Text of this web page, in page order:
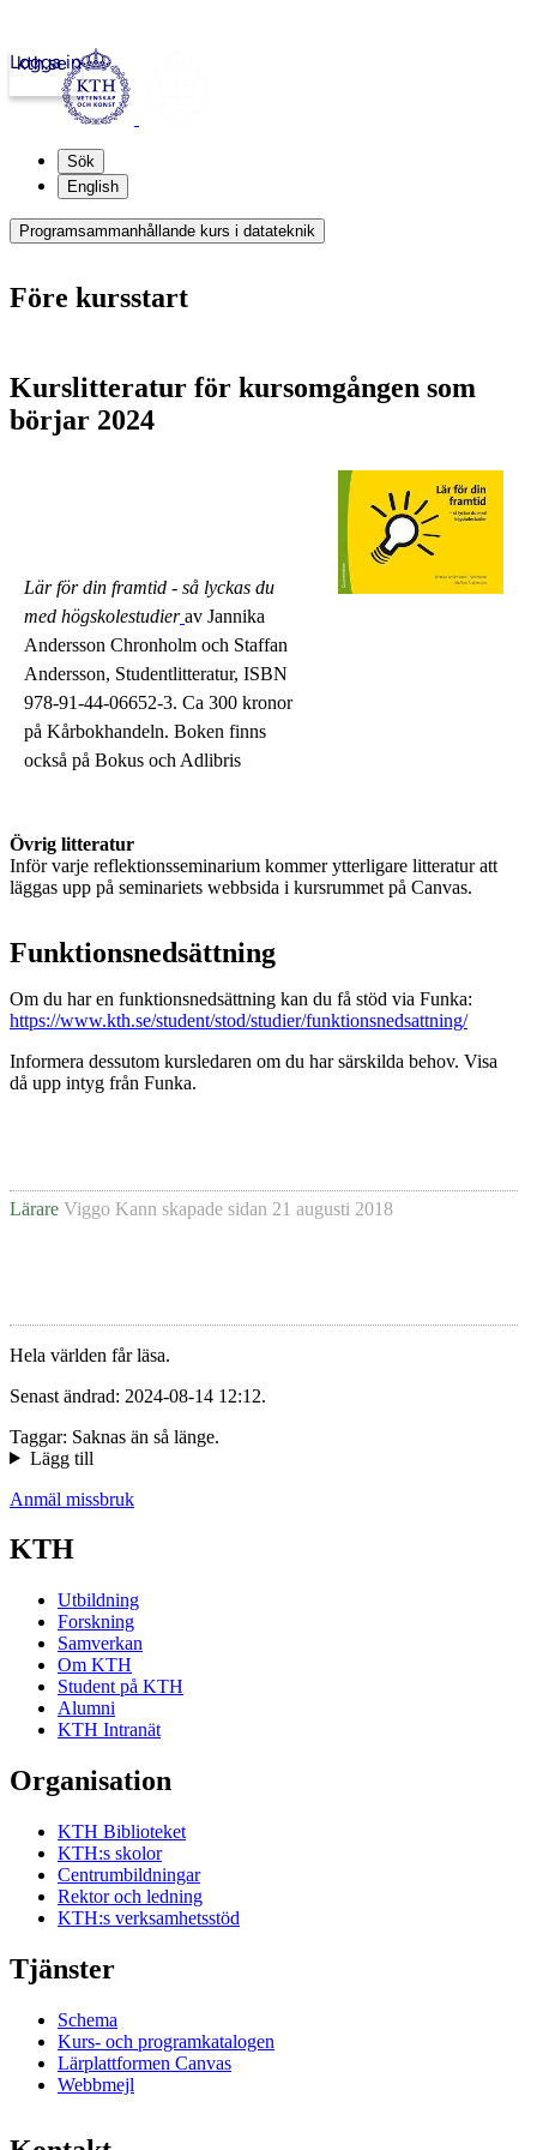
kth.se
Logga in
Sök
English
Programsammanhållande kurs i datateknik
Före kursstart
Kurslitteratur för kursomgången som
börjar 2024
Lär för din framtid - så lyckas du
med högskolestudier av Jannika
Andersson Chronholm och Staffan
Andersson, Studentlitteratur, ISBN
978-91-44-06652-3. Ca 300 kronor
på Kårbokhandeln. Boken finns
också på Bokus och Adlibris
Övrig litteratur
Inför varje reflektionsseminarium kommer ytterligare litteratur att
läggas upp på seminariets webbsida i kursrummet på Canvas.
Funktionsnedsättning
Om du har en funktionsnedsättning kan du få stöd via Funka:
https://www.kth.se/student/stod/studier/funktionsnedsattning/
Informera dessutom kursledaren om du har särskilda behov. Visa
då upp intyg från Funka.
Lärare Viggo Kann skapade sidan 21 augusti 2018
Hela världen får läsa.
Senast ändrad: 2024-08-14 12:12.
Taggar: Saknas än så länge.
Lägg till
Anmäl missbruk
KTH
Utbildning
Forskning
Samverkan
Om KTH
Student på KTH
Alumni
KTH Intranät
Organisation
KTH Biblioteket
KTH:s skolor
Centrumbildningar
Rektor och ledning
KTH:s verksamhetsstöd
Tjänster
Schema
Kurs- och programkatalogen
Lärplattformen Canvas
Webbmejl